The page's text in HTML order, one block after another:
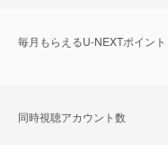
毎⽉もらえるU-NEXTポイント
同時視聴アカウント数